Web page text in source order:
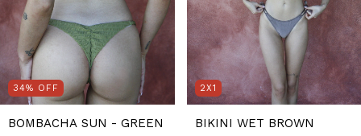
34% OFF
BOMBACHA SUN - GREEN
2X1
BIKINI WET BROWN